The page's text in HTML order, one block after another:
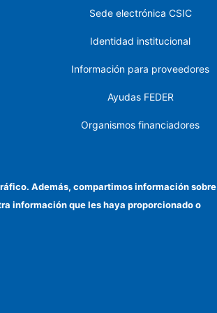
Sede electrónica CSIC
Identidad institucional
Información para proveedores
Ayudas FEDER
Organismos financiadores
Cómo llegar
Además, compartimos información sobre
información que les haya proporcionado o